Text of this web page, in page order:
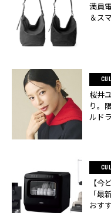
満員
＆ス
桜井
り。
ルド
【今
「最
おす